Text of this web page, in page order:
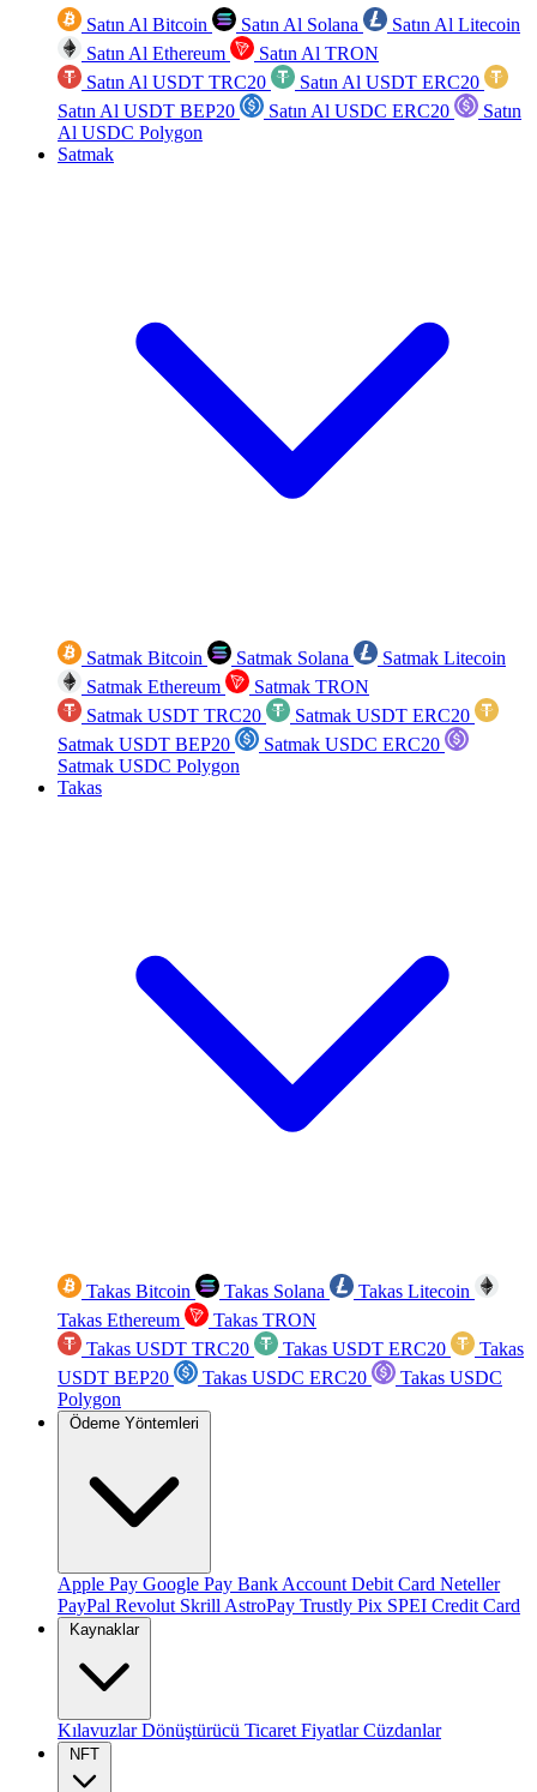
Satın Al Bitcoin Satın Al Solana
Satın Al Litecoin
Satın Al Ethereum
Satın Al TRON
Satın Al USDT TRC20
Satın Al USDT ERC20
Satın Al USDT BEP20
Satın Al USDC ERC20
Satın
Al USDC Polygon
Satmak
Satmak Bitcoin Satmak Solana
Satmak Litecoin
Satmak Ethereum
Satmak TRON
Satmak USDT TRC20
Satmak USDT ERC20
Satmak USDT BEP20
Satmak USDC ERC20
Satmak USDC Polygon
Takas
Takas Bitcoin Takas Solana
Takas Litecoin
Takas Ethereum
Takas TRON
Takas USDT TRC20
Takas USDT ERC20
Takas
USDT BEP20
Takas USDC ERC20
Takas USDC
Polygon
Ödeme Yöntemleri
Apple Pay Google Pay Bank Account Debit Card Neteller
PayPal Revolut Skrill AstroPay Trustly Pix SPEI Credit Card
Kaynaklar
KılavuzlarDönüştürücü Ticaret FiyatlarCüzdanlar
NFT